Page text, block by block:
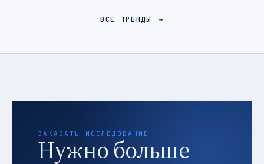
ВСЕ ТРЕНДЫ →
ЗАКАЗАТЬ ИССЛЕДОВАНИЕ
Нужно больше